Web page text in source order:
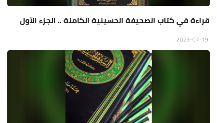
قراءة في كتاب الصحيفة الحسينية الكاملة .. الجزء الأول